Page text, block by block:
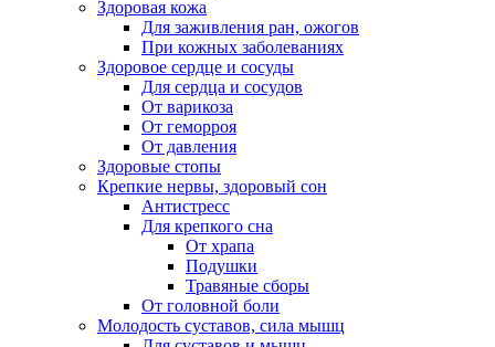
Здоровая кожа
Для заживления ран, ожогов
При кожных заболеваниях
Здоровое сердце и сосуды
Для сердца и сосудов
От варикоза
От геморроя
От давления
Здоровые стопы
Крепкие нервы, здоровый сон
Антистресс
Для крепкого сна
От храпа
Подушки
Травяные сборы
От головной боли
Молодость суставов, сила мышц